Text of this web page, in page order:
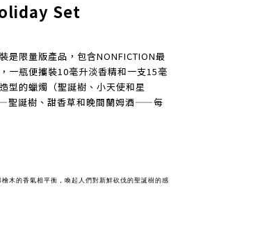
Set
是限量版產品，包含NONFICTION最
一瓶便攜裝10毫升淡香精和一支15毫
型的蠟燭（聖誕樹、小天使和星
聖誕樹、甜香草和晚間蘭姆酒——每
木的香氣相平衡，喚起人們對新鮮砍伐的聖誕樹的感